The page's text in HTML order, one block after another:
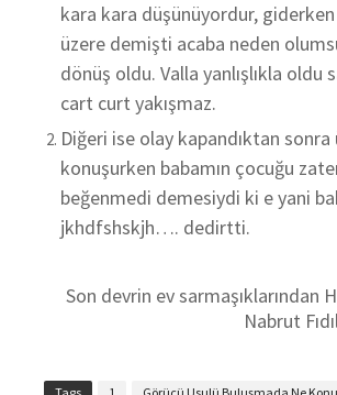
kara kara düşünüyordur,
üzere demişti acaba neden
dönüş oldu. Valla yanlışlıkla oldu
cart curt yakışmaz.
Diğeri ise olay kapandıktan sonra
konuşurken babamın çocuğu
beğenmedi demesiydi ki e yani
jkhdfshskjh…. dedirtti.
Son devrin ev sarmaşıklarından
Nabrut